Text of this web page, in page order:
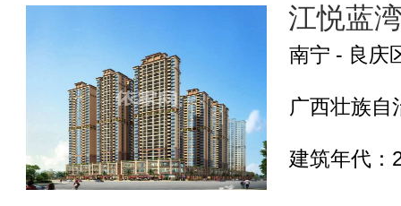
江悦蓝
南宁 - 良庆
广西壮族自
建筑年代：